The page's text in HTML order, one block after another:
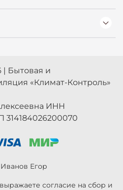
| Бытовая и
«Климат-Контроль»
ИНН
314184026200070
Иванов Егор
согласие на сбор и